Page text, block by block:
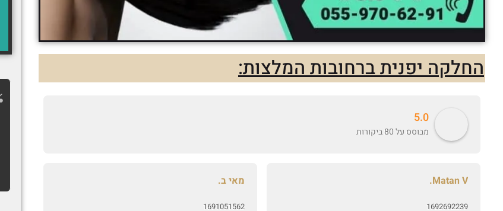
החלקה יפנית ברחובות המלצות:
5.0
מבוסס על 80 ביקורות
Matan V.
1692692239
מאי ב.
1691051562